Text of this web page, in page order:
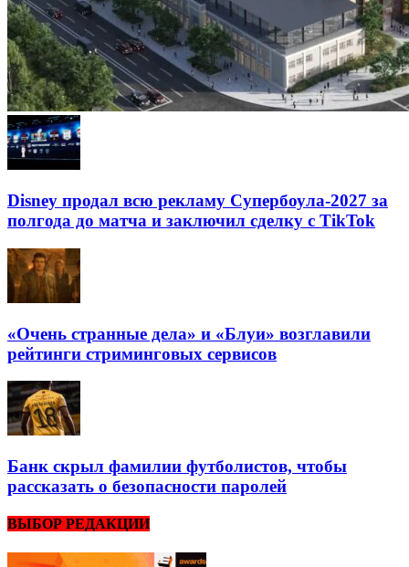
Disney продал всю рекламу Супербоула-2027 за
полгода до матча и заключил сделку с TikTok
«Очень странные дела» и «Блуи» возглавили
рейтинги стриминговых сервисов
Банк скрыл фамилии футболистов, чтобы
рассказать о безопасности паролей
ВЫБОР РЕДАКЦИИ